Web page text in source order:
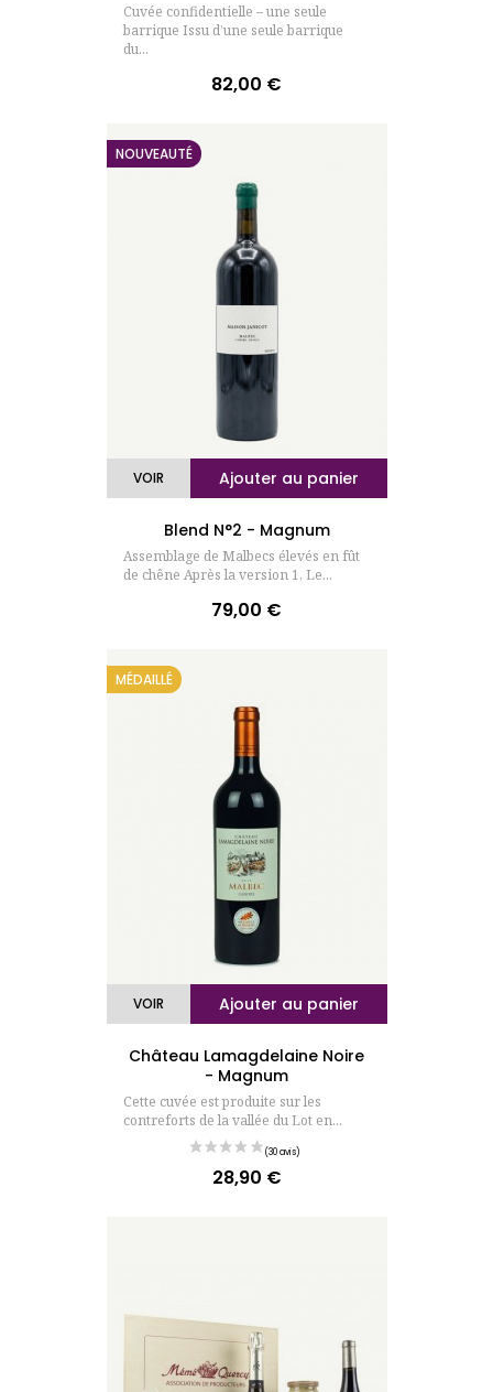
Cuvée confidentielle – une seule
barrique Issu d’une seule barrique
du...
Prix
82,00 €
Ajouter au panier
VOIR
Blend N°2 - Magnum
Assemblage de Malbecs élevés en fût
de chêne Après la version 1, Le...
Prix
79,00 €
NOUVEAUTÉ
Ajouter au panier
VOIR
Château Lamagdelaine Noire
- Magnum
Cette cuvée est produite sur les
contreforts de la vallée du Lot en...
Prix
28,90 €
MÉDAILLÉ